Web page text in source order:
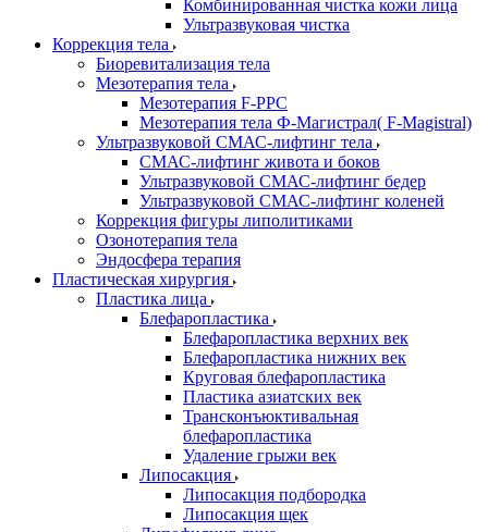
Комбинированная чистка кожи лица
Ультразвуковая чистка
Коррекция тела
Биоревитализация тела
Мезотерапия тела
Мезотерапия F-PPC
Мезотерапия тела Ф-Магистрал( F-Magistral)
Ультразвуковой СМАС-лифтинг тела
СМАС-лифтинг живота и боков
Ультразвуковой СМАС-лифтинг бедер
Ультразвуковой СМАС-лифтинг коленей
Коррекция фигуры липолитиками
Озонотерапия тела
Эндосфера терапия
Пластическая хирургия
Пластика лица
Блефаропластика
Блефаропластика верхних век
Блефаропластика нижних век
Круговая блефаропластика
Пластика азиатских век
Трансконъюктивальная
блефаропластика
Удаление грыжи век
Липосакция
Липосакция подбородка
Липосакция щек